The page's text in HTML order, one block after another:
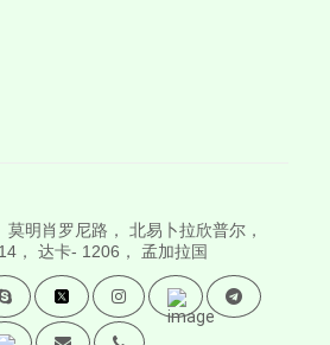
明肖罗尼路， 北易卜拉欣普尔，
， 达卡- 1206， 孟加拉国